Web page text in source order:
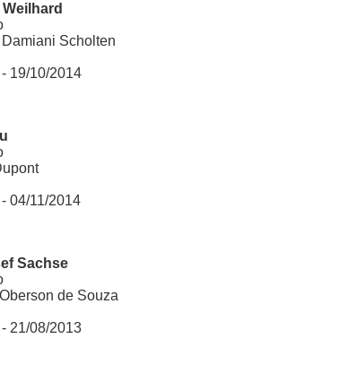
Scholten
19/10/2014
04/11/2014
Sachse
de Souza
21/08/2013